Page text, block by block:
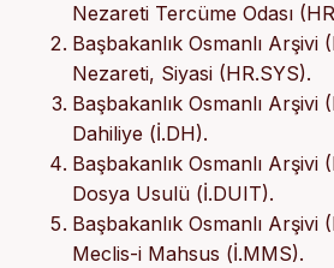
Nezareti Tercüme Odası
Başbakanlık Osmanlı Arşivi
Nezareti, Siyasi (HR.SYS).
Başbakanlık Osmanlı Arşivi
Dahiliye (İ.DH).
Başbakanlık Osmanlı Arşivi
Dosya Usulü (İ.DUIT).
Başbakanlık Osmanlı Arşivi
Meclis-i Mahsus (İ.MMS).